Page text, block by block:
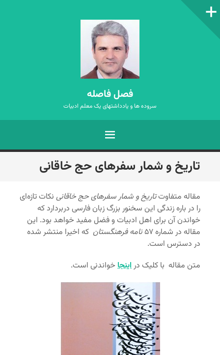
ستون‌کناری
فصل فاصله
سروده ها و یادداشتهای یک معلم ادبیات
فهرست
رفتن
به
تاریخ و شمار سفرهای حج خاقانی
مقاله متفاوتتاریخ و شمار سفرهای حج خاقانی نکات تازه‌ای
را در باره زندگی این سخنور بزرگ زبان فارسی دربردارد که
خواندن آن برای اهل ادبیات و فضل مفید خواهد بود. این
مقاله در شماره ۵۷
نامه فرهنگستان که اخیرا منتشر شده
در دسترس است.
متن مقاله با کلیک دراینجاخواندنی است.